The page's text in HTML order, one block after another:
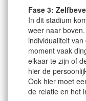
Fase 3:
In dit stadium
weer naar
individualiteit
moment vaak
elkaar te zijn of
hier de
Ook hier moet
de relatie en het